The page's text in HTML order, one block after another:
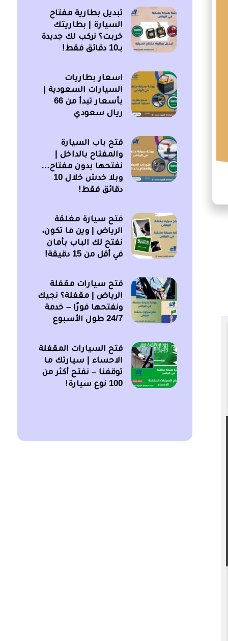
تبديل بطارية مفتاح
السيارة | بطاريتك
خربت؟ نركب لك جديدة
بـ10 دقائق فقط!
اسعار بطاريات
السيارات السعودية |
بأسعار تبدأ من 66
ريال سعودي
فتح باب السيارة
والمفتاح بالداخل |
نفتحها بدون مفتاح…
وبلا خدش خلال 10
دقائق فقط!
فتح سيارة مغلقة
الرياض | وين ما تكون،
نفتح لك الباب بأمان
في أقل من 15 دقيقة!
فتح سيارات مقفلة
الرياض | مقفلة؟ نجيك
ونفتحها فورًا – خدمة
24/7 طول الأسبوع
فتح السيارات المقفلة
الاحساء | سيارتك ما
توقفنا – نفتح أكثر من
100 نوع سيارة!